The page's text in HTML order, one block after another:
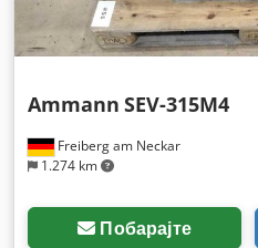
Freiberg am Neckar
1.274 km
Ammann SEV-315M4
Побарајте